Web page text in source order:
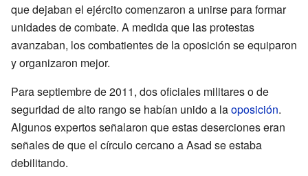
que dejaban el ejército comenzaron a unirse para formar
unidades de combate. A medida que las protestas
avanzaban, los combatientes de la oposición se equiparon
y organizaron mejor.
Para septiembre de 2011, dos oficiales militares o de
seguridad de alto rango se habían unido a laoposición.
Algunos expertos señalaron que estas deserciones eran
señales de que el círculo cercano a Asad se estaba
debilitando.